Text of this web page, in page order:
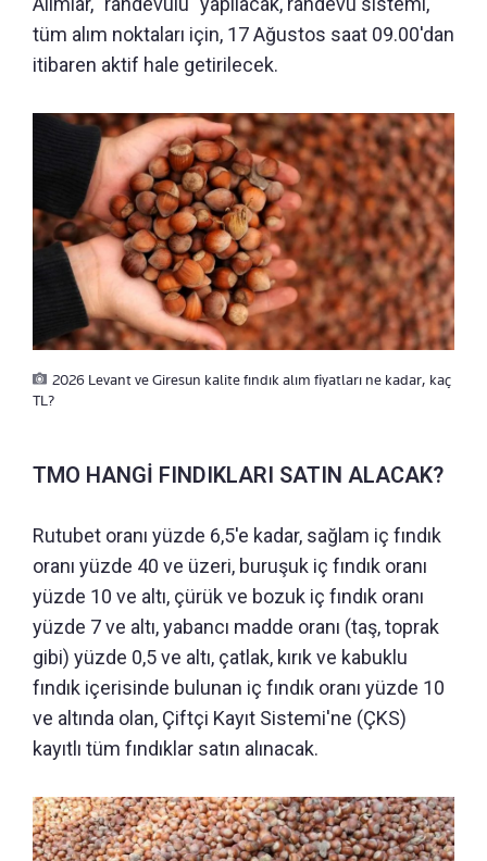
tüm alım noktaları için, 17 Ağustos saat 09.00'dan
itibaren aktif hale getirilecek.
2026 Levant ve Giresun kalite fındık alım fiyatları ne kadar, kaç
TL?
TMO HANGİ FINDIKLARI SATIN ALACAK?
Rutubet oranı yüzde 6,5'e kadar, sağlam iç fındık
oranı yüzde 40 ve üzeri, buruşuk iç fındık oranı
yüzde 10 ve altı, çürük ve bozuk iç fındık oranı
yüzde 7 ve altı, yabancı madde oranı (taş, toprak
gibi) yüzde 0,5 ve altı, çatlak, kırık ve kabuklu
fındık içerisinde bulunan iç fındık oranı yüzde 10
ve altında olan, Çiftçi Kayıt Sistemi'ne (ÇKS)
kayıtlı tüm fındıklar satın alınacak.